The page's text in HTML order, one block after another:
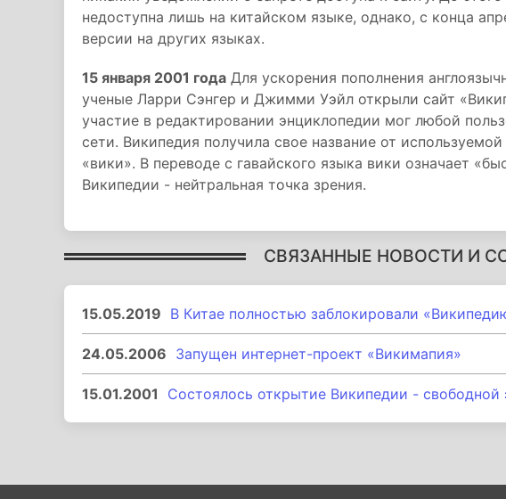
недоступна лишь на китайском языке, однако, с конца
версии на других языках.
15 января 2001 года Для ускорения пополнения
ученые Ларри Сэнгер и Джимми Уэйл открыли сайт
участие в редактировании энциклопедии мог любой
сети. Википедия получила свое название от
«вики». В переводе с гавайского языка вики означает
Википедии - нейтральная точка зрения.
СВЯЗАННЫЕ НОВОСТИ И
15.05.2019 В Китае полностью заблокировали
24.05.2006 Запущен интернет-проект «Викимапия»
15.01.2001 Состоялось открытие Википедии - свободной